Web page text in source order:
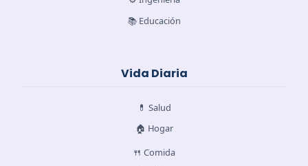
📚 Educación
Vida Diaria
💊 Salud
🏠 Hogar
🍴 Comida